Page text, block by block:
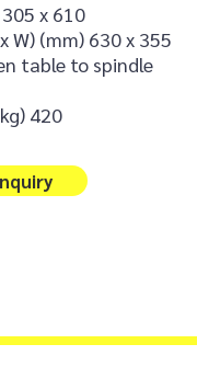
x 610
W) (mm) 630 x 355
table to spindle
420